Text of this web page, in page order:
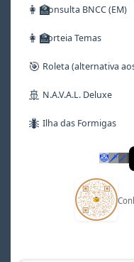
👩‍🏫Consulta BNCC (EM)
👩‍🏫Sorteia Temas
🎯 Roleta (alternativa
🚢 N.A.V.A.L. Deluxe
🐜 Ilha das Formigas
🤡 🗡🪄